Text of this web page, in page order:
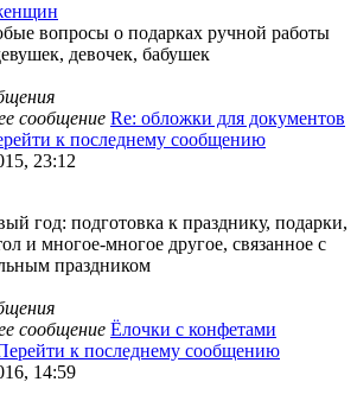
вопросы о подарках ручной работы
девочек, бабушек
сообщение Re: обложки для документов
к последнему сообщению
23:12
год: подготовка к празднику, подарки,
и многое-многое другое, связанное с
праздником
сообщение Ёлочки с конфетами
к последнему сообщению
14:59